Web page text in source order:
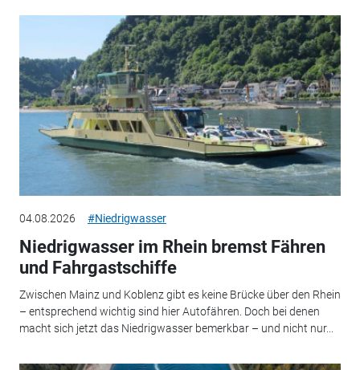
04.08.2026 #Niedrigwasser
Niedrigwasser im Rhein bremst Fähren
und Fahrgastschiffe
Zwischen Mainz und Koblenz gibt es keine Brücke über den Rhein
– entsprechend wichtig sind hier Autofähren. Doch bei denen
macht sich jetzt das Niedrigwasser bemerkbar – und nicht nur...